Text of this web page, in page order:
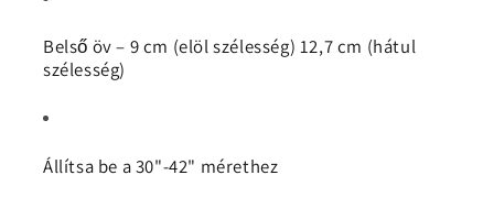
Belső öv – 9 cm (elöl szélesség) 12,7 cm (hátul
szélesség)
Állítsa be a 30"-42" mérethez